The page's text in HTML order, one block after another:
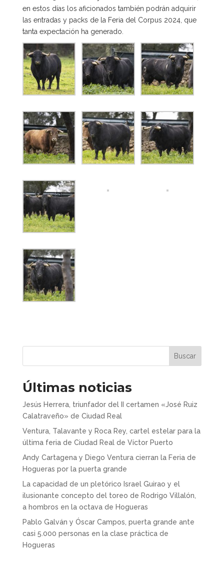
en estos días los aficionados también podrán adquirir
las entradas y packs de la Feria del Corpus 2024, que
tanta expectación ha generado.
Buscar
Últimas noticias
Jesús Herrera, triunfador del II certamen «José Ruiz
Calatraveño» de Ciudad Real
Ventura, Talavante y Roca Rey, cartel estelar para la
última feria de Ciudad Real de Víctor Puerto
Andy Cartagena y Diego Ventura cierran la Feria de
Hogueras por la puerta grande
La capacidad de un pletórico Israel Guirao y el
ilusionante concepto del toreo de Rodrigo Villalón,
a hombros en la octava de Hogueras
Pablo Galván y Óscar Campos, puerta grande ante
casi 5.000 personas en la clase práctica de
Hogueras